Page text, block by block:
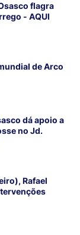
flagra
- AQUI
de Arco
dá apoio a
no Jd.
Rafael